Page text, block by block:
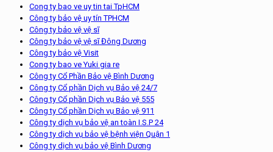
Cong ty bao ve uy tin tai TpHCM
Công ty bảo vệ uy tín TPHCM
Công ty bảo vệ vệ sĩ
Công ty bảo vệ vệ sĩ Đông Dương
Công ty bảo vệ Visit
Cong ty bao ve Yuki gia re
Công ty Cổ Phần Bảo vệ Bình Dương
Công ty Cổ phần Dịch vụ Bảo vệ 24/7
Công ty Cổ phần Dịch vụ Bảo vệ 555
Công ty Cổ phần Dịch vụ Bảo vệ 911
Công ty dịch vụ bảo vệ an toàn I.S.P 24
Công ty dịch vụ bảo vệ bệnh viện Quận 1
Công ty dịch vụ bảo vệ Bình Dương